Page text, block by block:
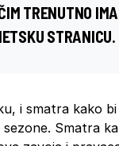
TRENUTNO
STRANICU.
i smatra kako
Smatra